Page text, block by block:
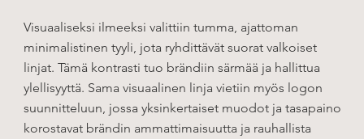
Visuaaliseksi ilmeeksi valittiin tumma, ajattoman
minimalistinen tyyli, jota ryhdittävät suorat valkoiset
linjat. Tämä kontrasti tuo brändiin särmää ja hallittua
ylellisyyttä. Sama visuaalinen linja vietiin myös logon
suunnitteluun, jossa yksinkertaiset muodot ja tasapaino
korostavat brändin ammattimaisuutta ja rauhallista